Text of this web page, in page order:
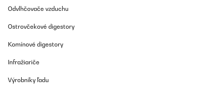
Odvlhčovače vzduchu
Ostrovčekové digestory
Komínové digestory
Infražiariče
Výrobníky ľadu